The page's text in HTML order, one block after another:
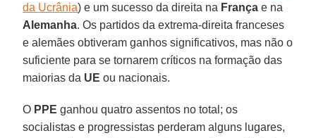
da Ucrânia) e um sucesso da direita na França e na
Alemanha. Os partidos da extrema-direita franceses
e alemães obtiveram ganhos significativos, mas não o
suficiente para se tornarem críticos na formação das
maiorias da UE ou nacionais.
O PPE ganhou quatro assentos no total; os
socialistas e progressistas perderam alguns lugares,